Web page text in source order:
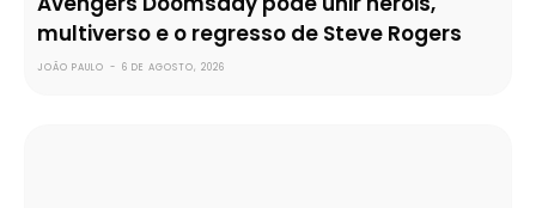
multiverso e o regresso de Steve Rogers
JOÃO PAULO - 6 DE AGOSTO, 2026